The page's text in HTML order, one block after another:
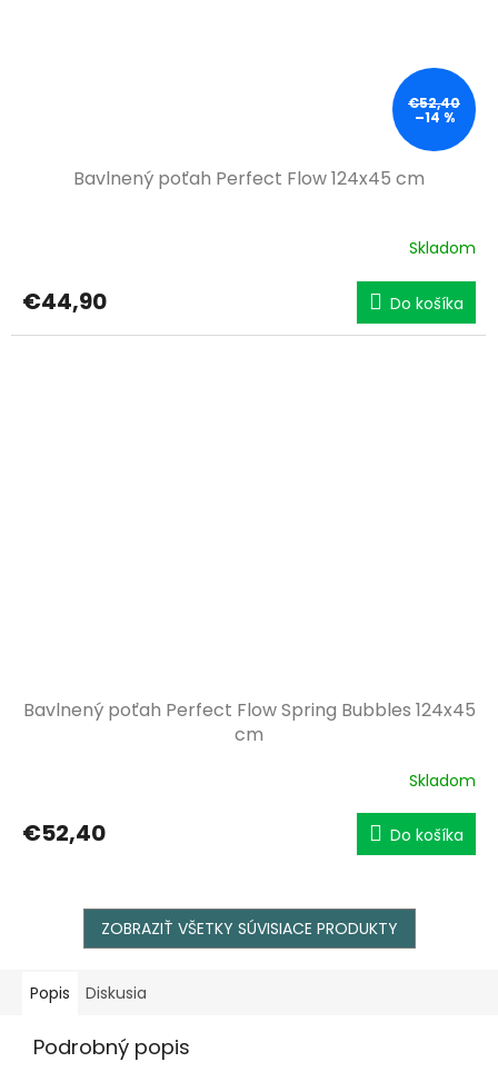
€52,40
–14 %
Bavlnený poťah Perfect Flow 124x45 cm
Skladom
€44,90 Do košíka
Bavlnený poťah Perfect Flow Spring Bubbles 124x45
cm
Skladom
€52,40 Do košíka
ZOBRAZIŤ VŠETKY SÚVISIACE PRODUKTY
Popis Diskusia
Podrobný popis